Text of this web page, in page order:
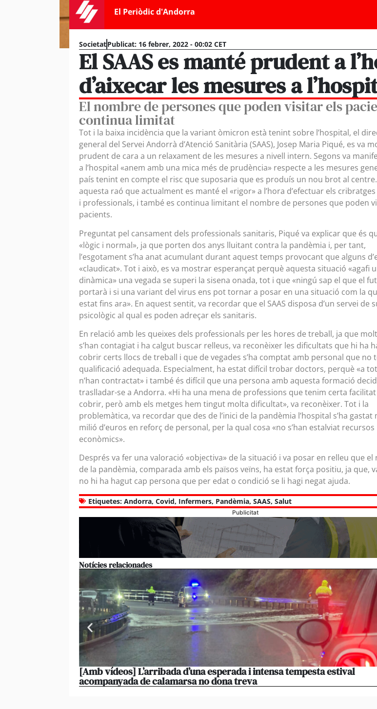
El Periòdic d'Andorra
SocietatPublicat: 16 febrer, 2022 - 00:02 CET
El SAAS es manté prudent a
d’aixecar les mesures a
El nombre de persones que poden visitar els
continua limitat
Tot i la baixa incidència que la variant òmicron està tenint sobre l’hospital, el
general del Servei Andorrà d’Atenció Sanitària (SAAS), Josep Maria Piqué, es va
prudent de cara a un relaxament de les mesures a nivell intern. Segons va
a l’hospital «anem amb una mica més de prudència» respecte a les mesures
país tenint en compte el risc que suposaria que es produís un nou brot al
aquesta raó que actualment es manté el «rigor» a l’hora d’efectuar els
i professionals, i també es continua limitant el nombre de persones que poden
pacients.
Preguntat pel cansament dels professionals sanitaris, Piqué va explicar que és
«lògic i normal», ja que porten dos anys lluitant contra la pandèmia i, per tant,
l’esgotament s’ha anat acumulant durant aquest temps provocant que alguns
«claudicat». Tot i això, es va mostrar esperançat perquè aquesta situació «agafi
dinàmica» una vegada se superi la sisena onada, tot i que «ningú sap el que el
portarà i si una variant del virus ens pot tornar a posar en una situació com la
estat fins ara». En aquest sentit, va recordar que el SAAS disposa d’un servei de
psicològic al qual es poden adreçar els sanitaris.
En relació amb les queixes dels professionals per les hores de treball, ja que
s’han contagiat i ha calgut buscar relleus, va reconèixer les dificultats que hi ha
cobrir certs llocs de treball i que de vegades s’ha comptat amb personal que no
qualificació adequada. Especialment, ha estat difícil trobar doctors, perquè «a
n’han contractat» i també és difícil que una persona amb aquesta formació
traslladar-se a Andorra. «Hi ha una mena de professions que tenim certa
cobrir, però amb els metges hem tingut molta dificultat», va reconèixer. Tot i la
problemàtica, va recordar que des de l’inici de la pandèmia l’hospital s’ha gastat
milió d’euros en reforç de personal, per la qual cosa «no s’han estalviat recursos
econòmics».
Després va fer una valoració «objectiva» de la situació i va posar en relleu que el
de la pandèmia, comparada amb els països veïns, ha estat força positiu, ja que,
no hi ha hagut cap persona que per edat o condició se li hagi negat ajuda.
Etiquetes: Andorra, Covid, Infermers, Pandèmia, SAAS, Salut
Publicitat
Notícies relacionades
[Amb vídeos] L’arribada d’una esperada i intensa tempesta estival
acompanyada de calamarsa no dona treva